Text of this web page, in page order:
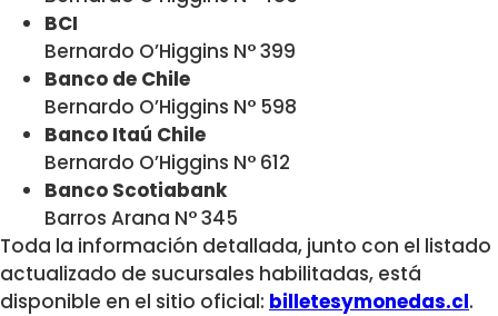
BCI
Bernardo O’Higgins N° 399
Banco de Chile
Bernardo O’Higgins N° 598
Banco Itaú Chile
Bernardo O’Higgins N° 612
Banco Scotiabank
Barros Arana N° 345
Toda la información detallada, junto con el listado
actualizado de sucursales habilitadas, está
disponible en el sitio oficial: billetesymonedas.cl.